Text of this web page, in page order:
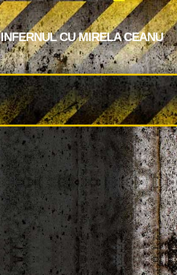
INFERNUL CU MIRELA CEANU